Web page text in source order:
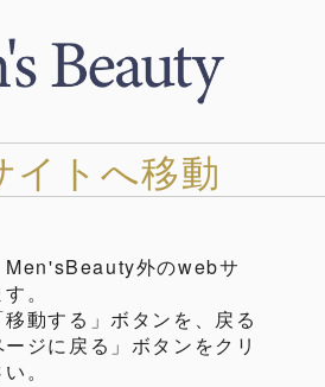
イトへ移動
Men'sBeauty外のwebサ
。
動する」ボタンを、戻る
ジに戻る」ボタンをクリ
。